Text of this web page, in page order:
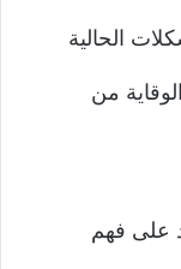
الحالية
من
على فهم